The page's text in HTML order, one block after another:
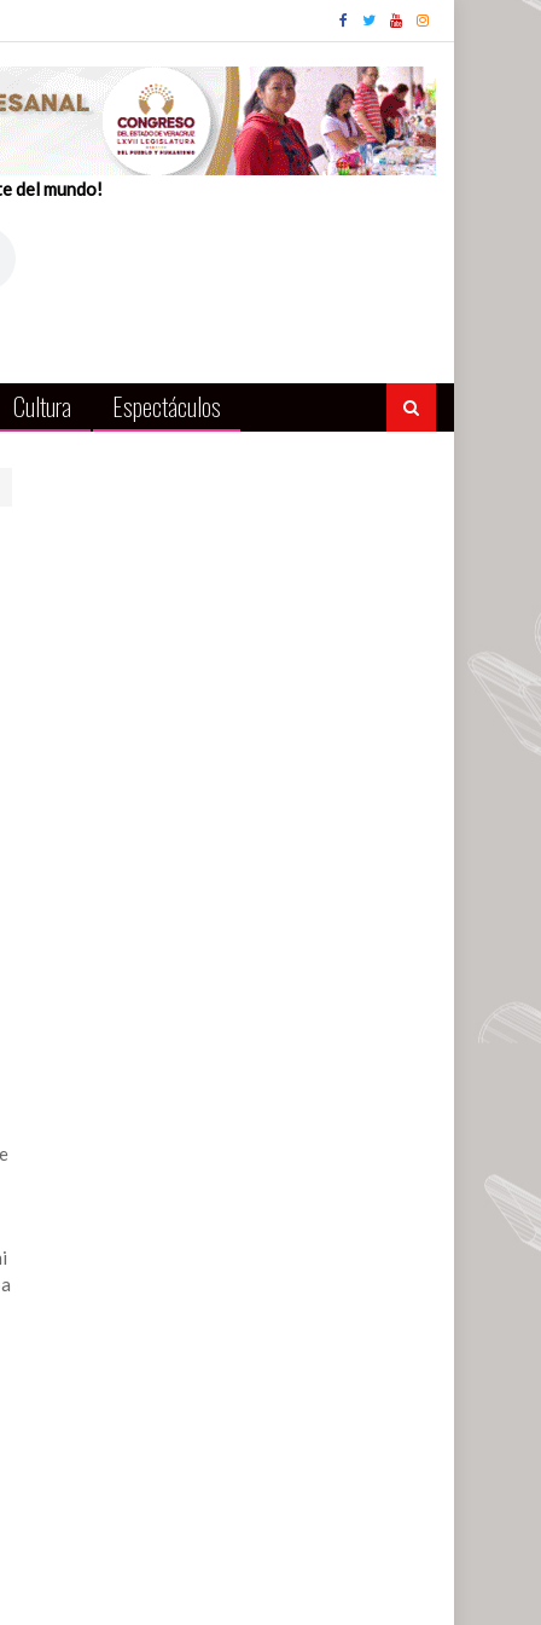
del mundo!
Cultura Espectáculos